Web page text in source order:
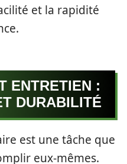
et la rapidité
ENTRETIEN :
DURABILITÉ
est une tâche que
eux-mêmes.